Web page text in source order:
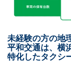
未経験の方の地
平和交通は、横
特化したタクシ